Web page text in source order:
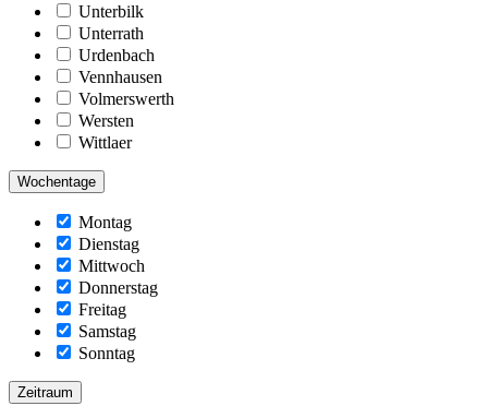
Unterbilk
Unterrath
Urdenbach
Vennhausen
Volmerswerth
Wersten
Wittlaer
Wochentage
Montag
Dienstag
Mittwoch
Donnerstag
Freitag
Samstag
Sonntag
Zeitraum